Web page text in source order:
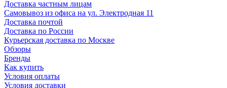
Доставка частным лицам
Самовывоз из офиса на ул. Электродная 11
Доставка почтой
Доставка по России
Курьерская доставка по Москве
Обзоры
Бренды
Как купить
Условия оплаты
Условия доставки